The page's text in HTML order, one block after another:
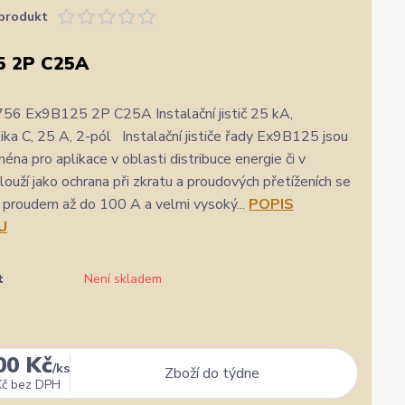
★★★★★
rychlost a kvalitu objednavky
zatím se mi zdá z několika
2P C25A
Ex9B125 2P C25A Instalační jistič 25 kA,
C, 25 A, 2-pól Instalační jističe řady Ex9B125 jsou
pro aplikace v oblasti distribuce energie či v
jako ochrana při zkratu a proudových přetíženích se
až do 100 A a velmi vysoký... POPIS
Není skladem
Kč/ks
bez DPH
Zboží do týdne